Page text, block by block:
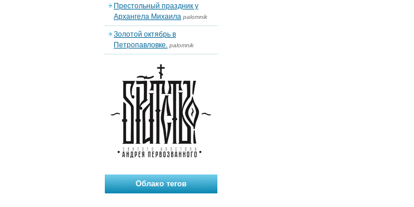
Престольный праздник у
Архангела Михаила palomnik
Золотой октябрь в
Петропавловке. palomnik
Облако тегов